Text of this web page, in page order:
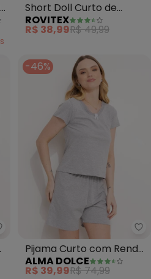
Short Doll Curto de
Liganete Bella Ana (Rosa)
ROVITEX
R$ 38,99R$ 49,99
Dolce - Pijama (Floral
-46%
Pijama Curto com Renda
(Mescla)
ALMA DOLCE
R$ 39,99R$ 74,99